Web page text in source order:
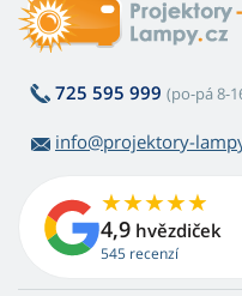
725 595 999 (po-pá 8-
info@projektory-
4,9 hvězdiček
545 recenzí